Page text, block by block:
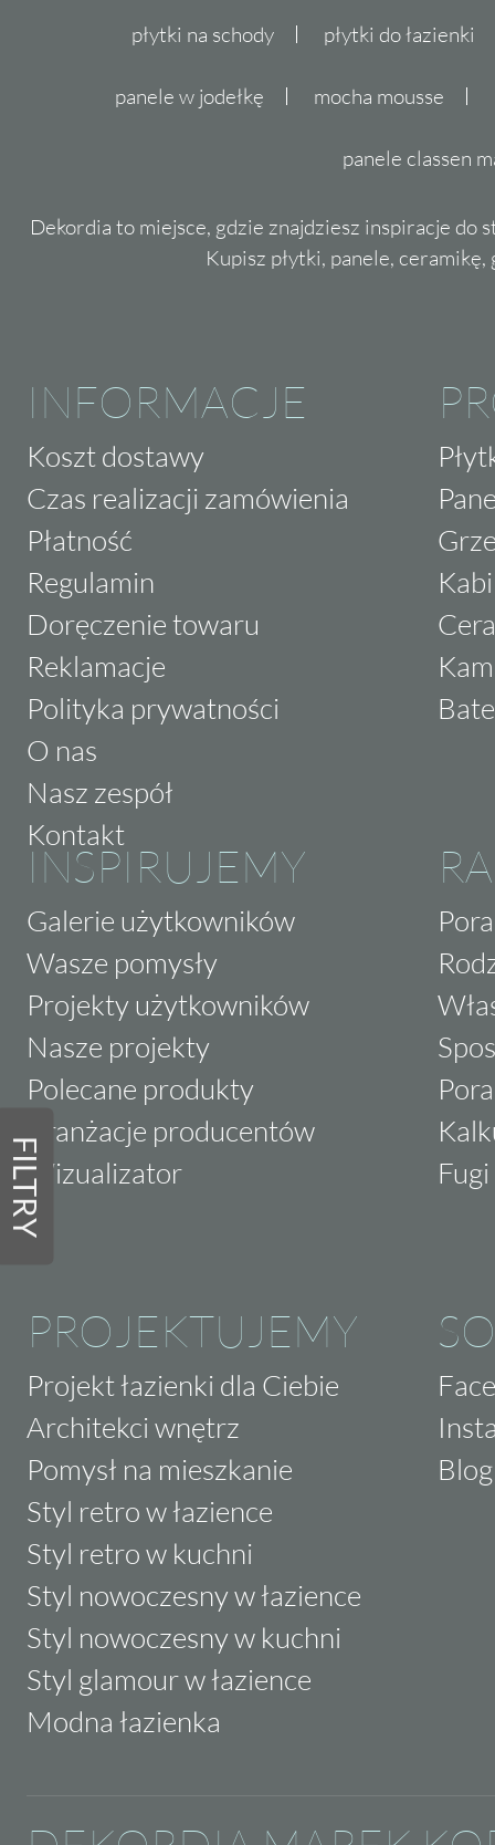
FILTRY
płytki na schody płytki do łazienki
panele w jodełkę mocha mousse
panele classen
Dekordia to miejsce, gdzie znajdziesz inspiracje do
Kupisz płytki, panele,
INFORMACJE
Koszt dostawy
Czas realizacji zamówienia
Płatność
Regulamin
Doręczenie towaru
Reklamacje
Polityka prywatności
O nas
Nasz zespół
Kontakt
INSPIRUJEMY
Galerie użytkowników
Wasze pomysły
Projekty użytkowników
Nasze projekty
Polecane produkty
Aranżacje producentów
Wizualizator
PROJEKTUJEMY
Projekt łazienki dla Ciebie
Architekci wnętrz
Pomysł na mieszkanie
Styl retro w łazience
Styl retro w kuchni
Styl nowoczesny w łazience
Styl nowoczesny w kuchni
Styl glamour w łazience
Modna łazienka
Blog